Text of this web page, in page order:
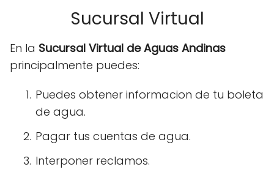
Sucursal Virtual
En la Sucursal Virtual de Aguas Andinas
principalmente puedes:
Puedes obtener informacion de tu boleta
de agua.
Pagar tus cuentas de agua.
Interponer reclamos.